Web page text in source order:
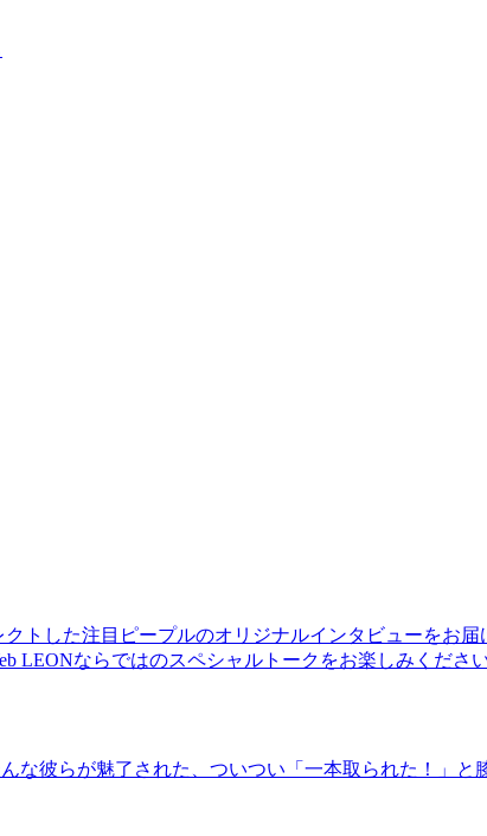
トした注目ピープルのオリジナルインタビューをお
LEONならではのスペシャルトークをお楽しみください
な彼らが魅了された、ついつい「一本取られた！」と